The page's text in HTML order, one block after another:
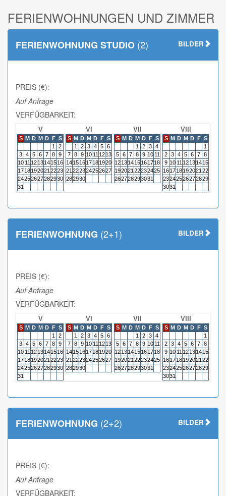
FERIENWOHNUNGEN UND ZIMMER
FERIENWOHNUNG STUDIO (2) BILDER
PREIS (€):
Auf Anfrage
VERFÜGBARKEIT:
V
S M D M D F S
1
2
3 4 5 6 7 8 9
10 11 1213141516
1718192021 2223
24252627282930
31
VI
S M D M D F S
1
2 3 4 5 6
7 8 9 10 11 1213
14151617181920
21 222324252627
282930
VII
S M D M D F S
1
2 3 4
5 6 7 8 9 10 11
12131415161718
192021 22232425
262728293031
VIII
S M D M D F S
1
2 3 4 5 6 7 8
9 10 11 12131415
161718192021 22
23242526272829
3031
FERIENWOHNUNG (2+1) BILDER
PREIS (€):
Auf Anfrage
VERFÜGBARKEIT:
V
S M D M D F S
1
2
3 4 5 6 7 8 9
10 11 1213141516
1718192021 2223
24252627282930
31
VI
S M D M D F S
1
2 3 4 5 6
7 8 9 10 11 1213
14151617181920
21 222324252627
282930
VII
S M D M D F S
1
2 3 4
5 6 7 8 9 10 11
12131415161718
192021 22232425
262728293031
VIII
S M D M D F S
1
2 3 4 5 6 7 8
9 10 11 12131415
161718192021 22
23242526272829
3031
FERIENWOHNUNG (2+2) BILDER
PREIS (€):
Auf Anfrage
VERFÜGBARKEIT: